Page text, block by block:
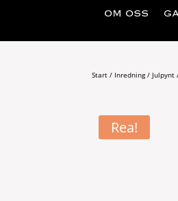
OM OSS
Start / Inredning/ Julpynt
Rea!